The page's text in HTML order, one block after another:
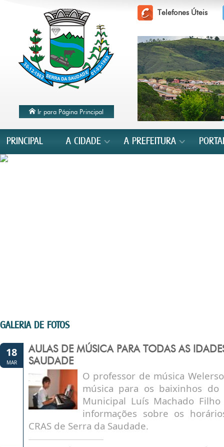
Ir para Página Principal
Telefones Úteis
PRINCIPAL A CIDADE A PREFEITURA
GALERIA DE FOTOS
18
MAR
AULAS DE MÚSICA PARA TODAS AS
SAUDADE
O professor de música
música para os baixinhos do
Municipal Luís Machado
informações sobre os
CRAS de Serra da Saudade.